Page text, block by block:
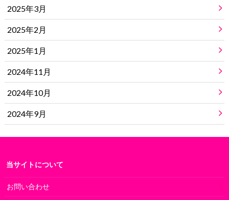
2025年3月
2025年2月
2025年1月
2024年11月
2024年10月
2024年9月
当サイトについて
お問い合わせ